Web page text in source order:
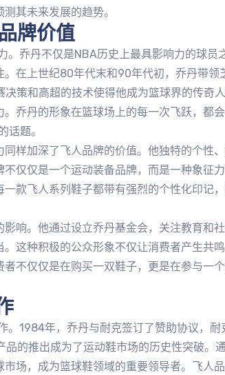
其未来发展的趋势。
牌价值
乔丹不仅是NBA历史上最具影响力的球员
在上世纪80年代末和90年代初，乔丹带领
策和高超的技术使得他成为篮球界的传奇人
乔丹的形象在篮球场上的每一次飞跃，都
话题。
样加深了飞人品牌的价值。他独特的个性、
仅仅是一个运动装备品牌，而是一种象征
款飞人系列鞋子都带有强烈的个性化印记
响。他通过设立乔丹基金会，关注教育和
这种积极的公众形象不仅让消费者产生共
不仅仅是在购买一双鞋子，更是在参与一
。1984年，乔丹与耐克签订了赞助协议，耐
的推出成为了运动鞋市场的历史性突破。
场，成为篮球鞋领域的重要领导者。飞人